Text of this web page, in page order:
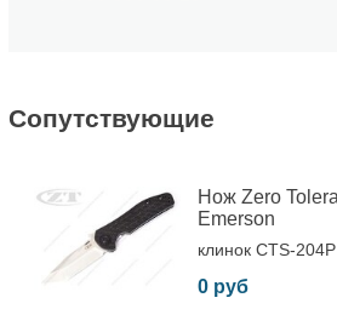
Cопутствующие
Нож Zero
Emerson
клинок CTS-204P
0 руб